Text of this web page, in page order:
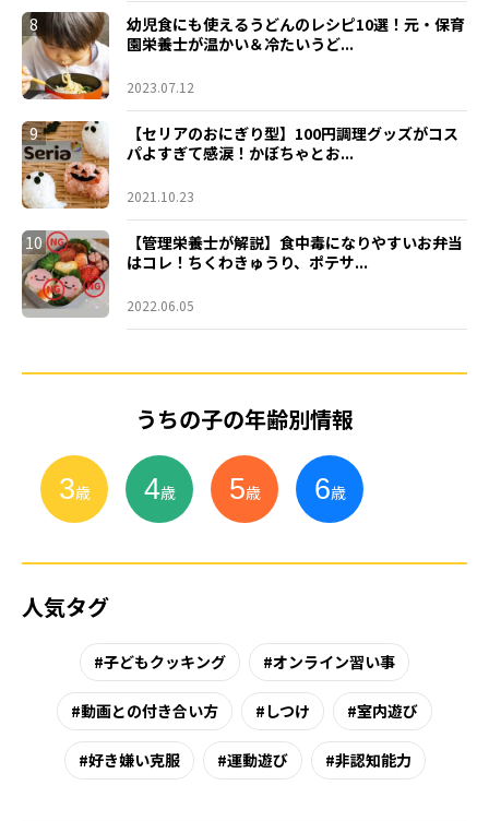
8
幼児食にも使えるうどんのレシピ10選！元・保育
園栄養士が温かい＆冷たいうど...
2023.07.12
9
【セリアのおにぎり型】100円調理グッズがコス
パよすぎて感涙！かぼちゃとお...
2021.10.23
10
【管理栄養士が解説】食中毒になりやすいお弁当
はコレ！ちくわきゅうり、ポテサ...
2022.06.05
うちの子の年齢別情報
3歳 4歳 5歳 6歳
人気タグ
子どもクッキング オンライン習い事
動画との付き合い方 しつけ 室内遊び
好き嫌い克服 運動遊び 非認知能力